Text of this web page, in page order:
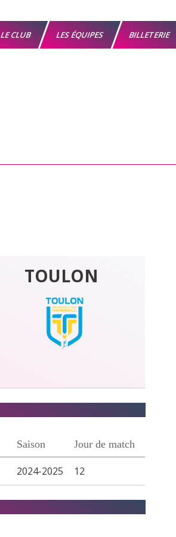
LE CLUB LES ÉQUIPES BILLETERIE
TOULON
Saison Jour de match
2024-2025 12